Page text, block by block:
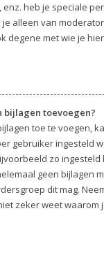
heb je speciale
je alleen van
degene met wie je
bijlagen toevoegen?
toe te voegen,
gebruiker ingesteld
zo ingesteld
geen bijlagen
dit mag.
zeker weet waarom